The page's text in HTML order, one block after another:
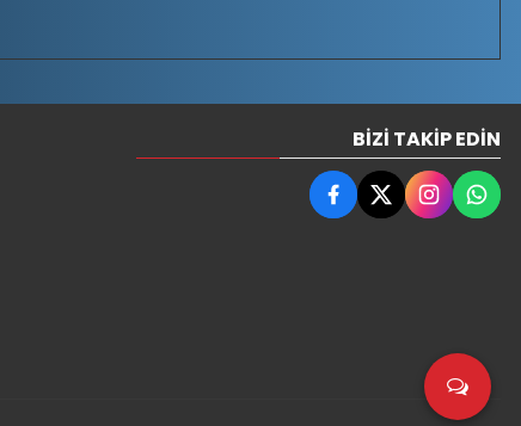
BIZI TAKIP EDIN